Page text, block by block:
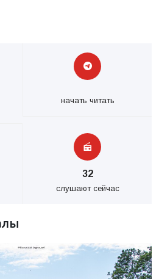
начать читать
32
слушают сейчас